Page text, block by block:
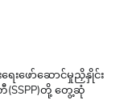
ေးဖော်ဆောင်မှုညှိနှိုင်း
(SSPP)တို့ တွေ့ဆုံ